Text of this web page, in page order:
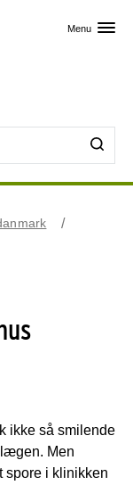
Menu
ikke så smilende
Men
spore i klinikken